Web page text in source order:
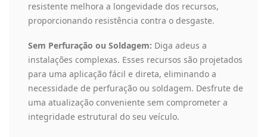
resistente melhora a longevidade dos recursos,
proporcionando resistência contra o desgaste.
Sem Perfuração ou Soldagem: Diga adeus a
instalações complexas. Esses recursos são projetados
para uma aplicação fácil e direta, eliminando a
necessidade de perfuração ou soldagem. Desfrute de
uma atualização conveniente sem comprometer a
integridade estrutural do seu veículo.